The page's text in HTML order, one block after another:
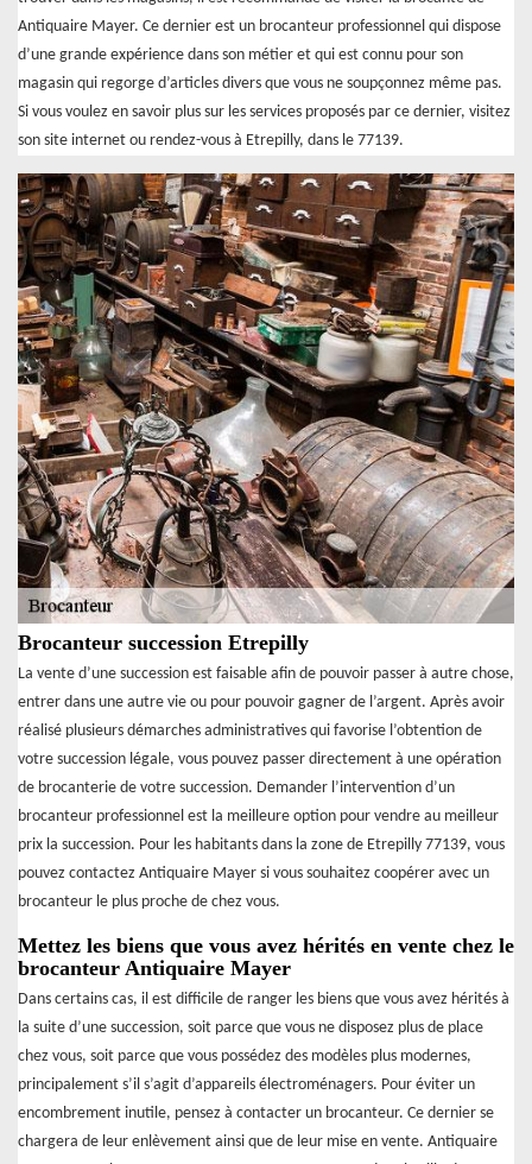
Antiquaire Mayer. Ce dernier est un brocanteur professionnel qui dispose
d’une grande expérience dans son métier et qui est connu pour son
magasin qui regorge d’articles divers que vous ne soupçonnez même pas.
Si vous voulez en savoir plus sur les services proposés par ce dernier, visitez
son site internet ou rendez-vous à Etrepilly, dans le 77139.
Brocanteur succession Etrepilly
La vente d’une succession est faisable afin de pouvoir passer à autre chose,
entrer dans une autre vie ou pour pouvoir gagner de l’argent. Après avoir
réalisé plusieurs démarches administratives qui favorise l’obtention de
votre succession légale, vous pouvez passer directement à une opération
de brocanterie de votre succession. Demander l’intervention d’un
brocanteur professionnel est la meilleure option pour vendre au meilleur
prix la succession. Pour les habitants dans la zone de Etrepilly 77139, vous
pouvez contactez Antiquaire Mayer si vous souhaitez coopérer avec un
brocanteur le plus proche de chez vous.
Mettez les biens que vous avez hérités en vente chez le
brocanteur Antiquaire Mayer
Dans certains cas, il est difficile de ranger les biens que vous avez hérités à
la suite d’une succession, soit parce que vous ne disposez plus de place
chez vous, soit parce que vous possédez des modèles plus modernes,
principalement s’il s’agit d’appareils électroménagers. Pour éviter un
encombrement inutile, pensez à contacter un brocanteur. Ce dernier se
chargera de leur enlèvement ainsi que de leur mise en vente. Antiquaire